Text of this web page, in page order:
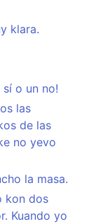
klara.
o un no!
las
de las
no yevo
la masa.
kon dos
Kuando yo